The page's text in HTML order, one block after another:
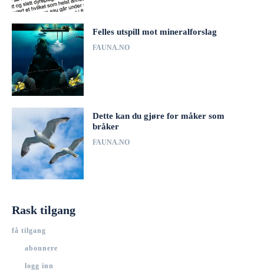
Felles utspill mot mineralforslag
FAUNA.NO
Dette kan du gjøre for måker som
bråker
FAUNA.NO
Rask tilgang
få tilgang
abonnere
logg inn